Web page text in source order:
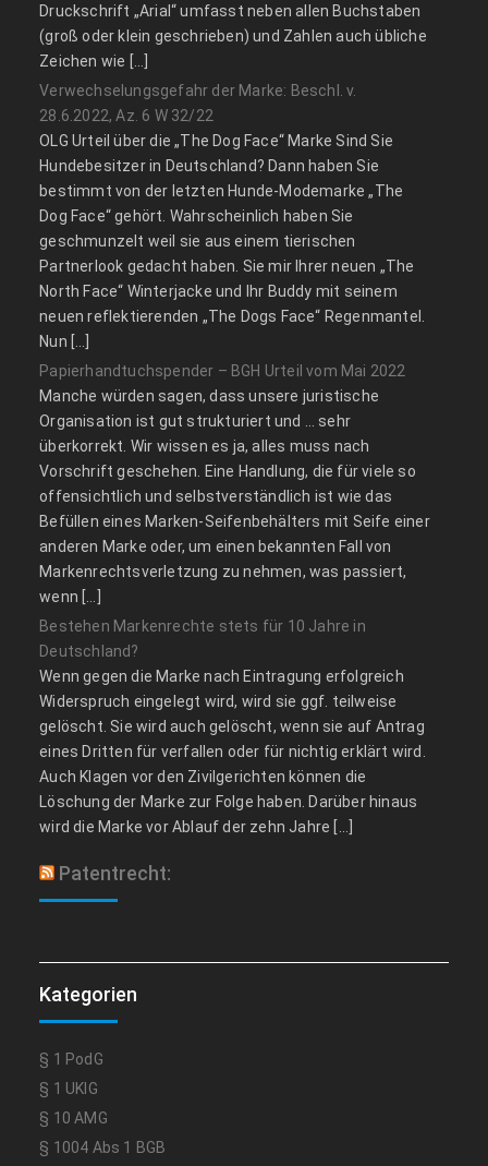
Druckschrift „Arial“ umfasst neben allen Buchstaben
(groß oder klein geschrieben) und Zahlen auch übliche
Zeichen wie […]
Verwechselungsgefahr der Marke: Beschl. v.
28.6.2022, Az. 6 W 32/22
OLG Urteil über die „The Dog Face“ Marke Sind Sie
Hundebesitzer in Deutschland? Dann haben Sie
bestimmt von der letzten Hunde-Modemarke „The
Dog Face“ gehört. Wahrscheinlich haben Sie
geschmunzelt weil sie aus einem tierischen
Partnerlook gedacht haben. Sie mir Ihrer neuen „The
North Face“ Winterjacke und Ihr Buddy mit seinem
neuen reflektierenden „The Dogs Face“ Regenmantel.
Nun […]
Papierhandtuchspender – BGH Urteil vom Mai 2022
Manche würden sagen, dass unsere juristische
Organisation ist gut strukturiert und … sehr
überkorrekt. Wir wissen es ja, alles muss nach
Vorschrift geschehen. Eine Handlung, die für viele so
offensichtlich und selbstverständlich ist wie das
Befüllen eines Marken-Seifenbehälters mit Seife einer
anderen Marke oder, um einen bekannten Fall von
Markenrechtsverletzung zu nehmen, was passiert,
wenn […]
Bestehen Markenrechte stets für 10 Jahre in
Deutschland?
Wenn gegen die Marke nach Eintragung erfolgreich
Widerspruch eingelegt wird, wird sie ggf. teilweise
gelöscht. Sie wird auch gelöscht, wenn sie auf Antrag
eines Dritten für verfallen oder für nichtig erklärt wird.
Auch Klagen vor den Zivilgerichten können die
Löschung der Marke zur Folge haben. Darüber hinaus
wird die Marke vor Ablauf der zehn Jahre […]
Patentrecht:
Kategorien
§ 1 PodG
§ 1 UKlG
§ 10 AMG
§ 1004 Abs 1 BGB